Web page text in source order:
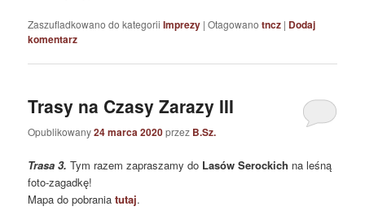
Zaszufladkowano do kategorii Imprezy |Otagowano tncz | Dodaj
komentarz
Trasy na Czasy Zarazy III
Opublikowany24 marca 2020przez B.Sz.
Trasa 3.Tym razem zapraszamy do Lasów Serockich na leśną
foto-zagadkę!
Mapa do pobraniatutaj.